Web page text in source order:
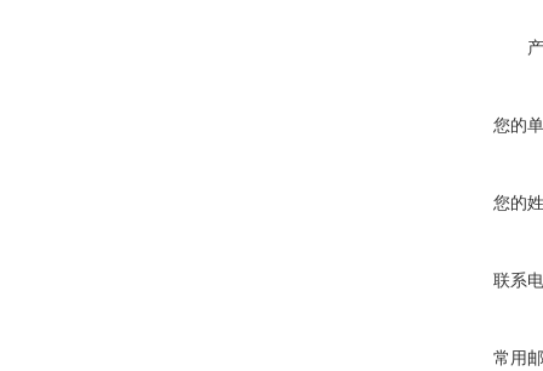
您的
您的
联系
常用